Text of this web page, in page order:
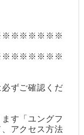
ずご確認くだ
す「ユングフ
アクセス方法